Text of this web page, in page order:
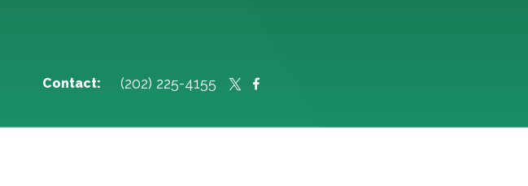
Contact: (202) 225-4155